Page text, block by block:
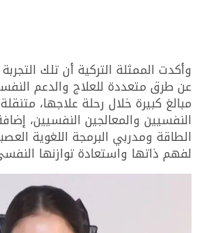
وأكدت الممثلة التركية أن تلك
عن طرق متعددة للعلاج والدعم
مبالغ كبيرة خلال رحلة علاجها،
النفسيين والمعالجين النفسيين،
الطاقة ومدربي البرمجة اللغوية
لفهم ذاتها واستعادة توازنها